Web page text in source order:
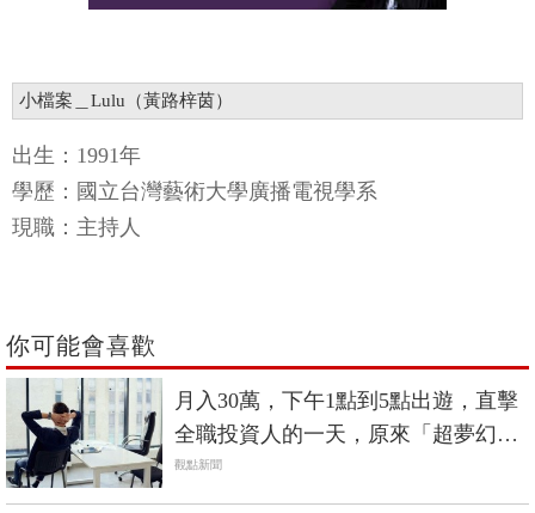
小檔案＿Lulu（黃路梓茵）
出生：1991年
學歷：國立台灣藝術大學廣播電視學系
現職：主持人
你可能會喜歡
月入30萬，下午1點到5點出遊，直擊
全職投資人的一天，原來「超夢幻工
作」長這樣
觀點新聞